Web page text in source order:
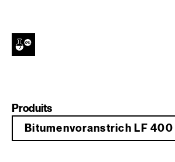
Produits
Bitumenvoranstrich LF 400